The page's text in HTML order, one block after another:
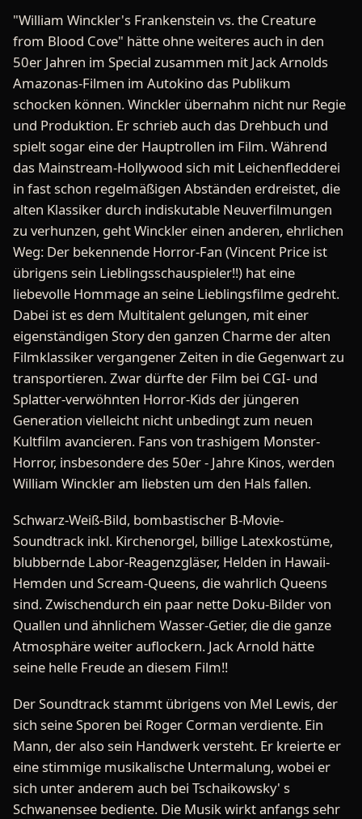
"William Winckler's Frankenstein vs. the Creature
from Blood Cove" hätte ohne weiteres auch in den
50er Jahren im Special zusammen mit Jack Arnolds
Amazonas-Filmen im Autokino das Publikum
schocken können. Winckler übernahm nicht nur Regie
und Produktion. Er schrieb auch das Drehbuch und
spielt sogar eine der Hauptrollen im Film. Während
das Mainstream-Hollywood sich mit Leichenfledderei
in fast schon regelmäßigen Abständen erdreistet, die
alten Klassiker durch indiskutable Neuverfilmungen
zu verhunzen, geht Winckler einen anderen, ehrlichen
Weg: Der bekennende Horror-Fan (Vincent Price ist
übrigens sein Lieblingsschauspieler!!) hat eine
liebevolle Hommage an seine Lieblingsfilme gedreht.
Dabei ist es dem Multitalent gelungen, mit einer
eigenständigen Story den ganzen Charme der alten
Filmklassiker vergangener Zeiten in die Gegenwart zu
transportieren. Zwar dürfte der Film bei CGI- und
Splatter-verwöhnten Horror-Kids der jüngeren
Generation vielleicht nicht unbedingt zum neuen
Kultfilm avancieren. Fans von trashigem Monster-
Horror, insbesondere des 50er - Jahre Kinos, werden
William Winckler am liebsten um den Hals fallen.
Schwarz-Weiß-Bild, bombastischer B-Movie-
Soundtrack inkl. Kirchenorgel, billige Latexkostüme,
blubbernde Labor-Reagenzgläser, Helden in Hawaii-
Hemden und Scream-Queens, die wahrlich Queens
sind. Zwischendurch ein paar nette Doku-Bilder von
Quallen und ähnlichem Wasser-Getier, die die ganze
Atmosphäre weiter auflockern. Jack Arnold hätte
seine helle Freude an diesem Film!!
Der Soundtrack stammt übrigens von Mel Lewis, der
sich seine Sporen bei Roger Corman verdiente. Ein
Mann, der also sein Handwerk versteht. Er kreierte er
eine stimmige musikalische Untermalung, wobei er
sich unter anderem auch bei Tschaikowsky' s
Schwanensee bediente. Die Musik wirkt anfangs sehr